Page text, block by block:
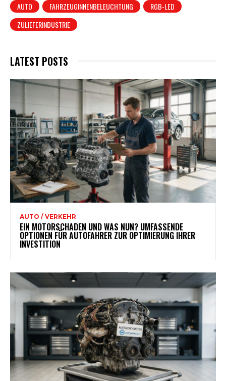
AUTO FAHRZEUGINNENBELEUCHTUNG
RGB-LED
ZULIEFERINDUSTRIE
LATEST POSTS
AUTO / VERKEHR
EIN MOTORSCHADEN UND WAS NUN? UMFASSENDE
OPTIONEN FÜR AUTOFAHRER ZUR OPTIMIERUNG IHRER
INVESTITION